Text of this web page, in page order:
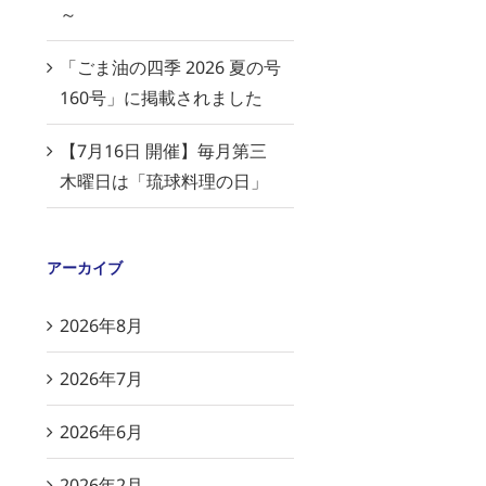
～
「ごま油の四季 2026 夏の号
160号」に掲載されました
【7月16日 開催】毎月第三
木曜日は「琉球料理の日」
アーカイブ
2026年8月
2026年7月
2026年6月